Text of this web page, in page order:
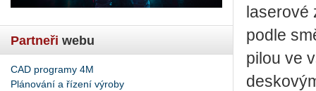
Partneři webu
CAD programy 4M
Plánování a řízení výroby
podle
pilou ve